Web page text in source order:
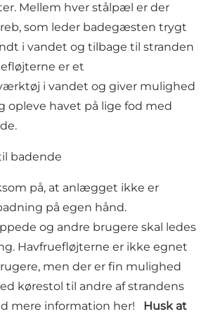
Mellem hver stålpæl er der
som leder badegæsten trygt
i vandet og tilbage til stranden
er et
i vandet og giver mulighed
opleve havet på lige fod med
badende
på, at anlægget ikke er
på egen hånd.
og andre brugere skal ledes
Havfruefløjterne er ikke egnet
men der er fin mulighed
kørestol til andre af strandens
mere information her!
Husk at